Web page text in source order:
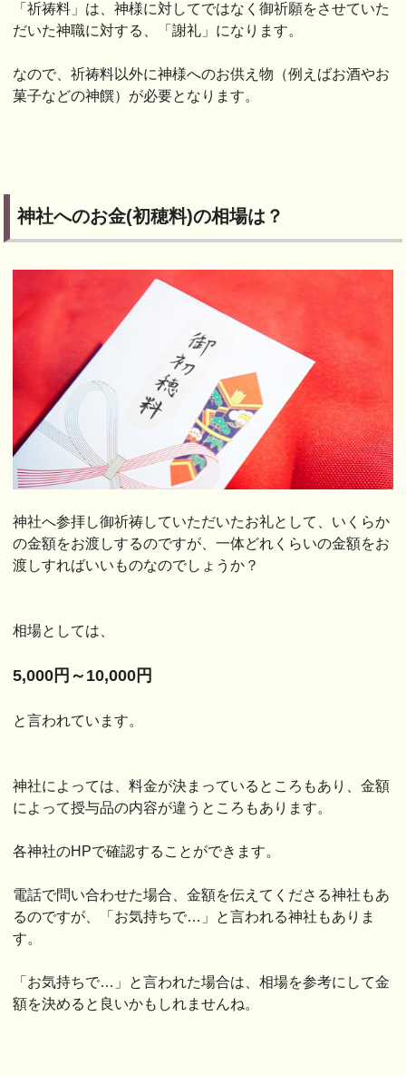
「祈祷料」は、神様に対してではなく御祈願をさせていた
だいた神職に対する、「謝礼」になります。
なので、祈祷料以外に神様へのお供え物（例えばお酒やお
菓子などの神饌）が必要となります。
神社へのお金(初穂料)の相場は？
神社へ参拝し御祈祷していただいたお礼として、いくらか
の金額をお渡しするのですが、一体どれくらいの金額をお
渡しすればいいものなのでしょうか？
相場としては、
5,000円～10,000円
と言われています。
神社によっては、料金が決まっているところもあり、金額
によって授与品の内容が違うところもあります。
各神社のHPで確認することができます。
電話で問い合わせた場合、金額を伝えてくださる神社もあ
るのですが、「お気持ちで…」と言われる神社もありま
す。
「お気持ちで…」と言われた場合は、相場を参考にして金
額を決めると良いかもしれませんね。